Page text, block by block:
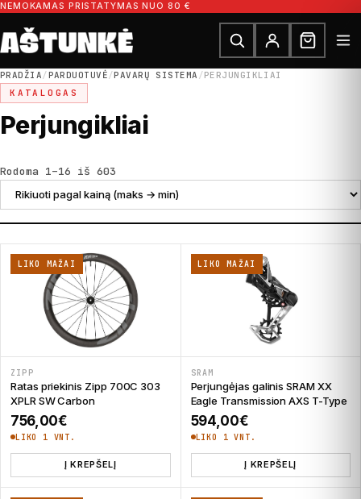
Pereiti prie turinio
NEMOKAMAS PRISTATYMAS NUO 80 €
Ieškoti dalių
Ieškoti
PRADŽIA/PARDUOTUVĖ/PAVARŲ SISTEMA /PERJUNGIKLIAI
KATALOGAS
Perjungikliai
Rodoma 1–16 iš 603
LIKO MAŽAI
ZIPP
Ratas priekinis Zipp 700C 303
XPLR SW Carbon
756,00€
LIKO 1 VNT.
Į KREPŠELĮ
LIKO MAŽAI
SRAM
Perjungėjas galinis SRAM XX
Eagle Transmission AXS T-Type
594,00€
LIKO 1 VNT.
Į KREPŠELĮ